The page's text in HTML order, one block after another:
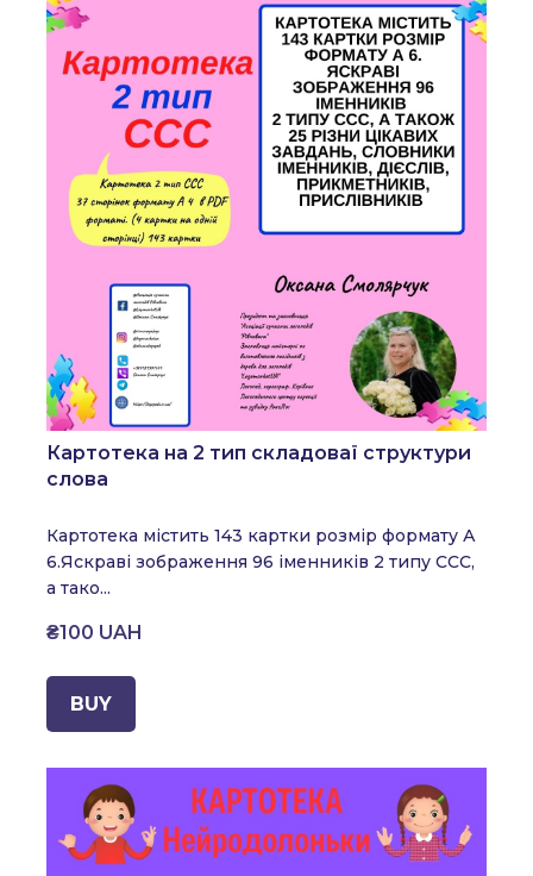
Картотека на 2 тип складоваї структури
слова
Картотека містить 143 картки розмір формату А
6.Яскраві зображення 96 іменників 2 типу ССС,
а тако...
₴100 UAH
BUY